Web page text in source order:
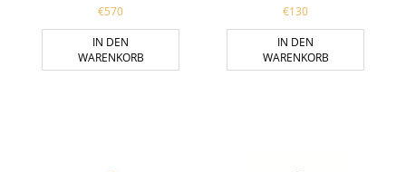
€570
IN DEN
WARENKORB
€130
IN DEN
WARENKORB